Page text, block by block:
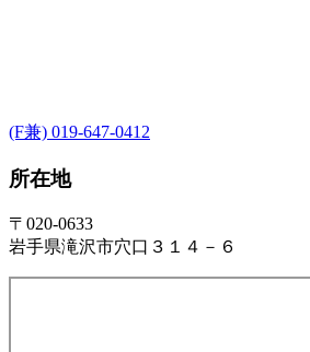
(F兼) 019-647-0412
所在地
〒020-0633
岩手県滝沢市穴口３１４－６